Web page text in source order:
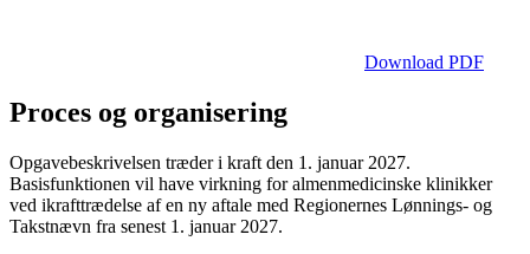
Download PDF
Proces og organisering
Opgavebeskrivelsen træder i kraft den 1. januar 2027.
Basisfunktionen vil have virkning for almenmedicinske klinikker
ved ikrafttrædelse af en ny aftale med Regionernes Lønnings- og
Takstnævn fra senest 1. januar 2027.